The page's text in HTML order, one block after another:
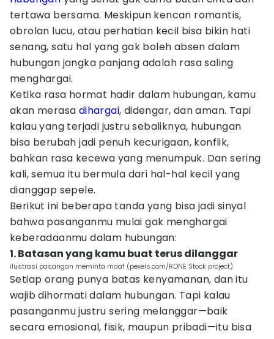
tertawa bersama. Meskipun kencan romantis,
obrolan lucu, atau perhatian kecil bisa bikin hati
senang, satu hal yang gak boleh absen dalam
hubungan jangka panjang adalah rasa saling
menghargai.
Ketika rasa hormat hadir dalam hubungan, kamu
akan merasa dihargai, didengar, dan aman. Tapi
kalau yang terjadi justru sebaliknya, hubungan
bisa berubah jadi penuh kecurigaan, konflik,
bahkan rasa kecewa yang menumpuk. Dan sering
kali, semua itu bermula dari hal-hal kecil yang
dianggap sepele.
Berikut ini beberapa tanda yang bisa jadi sinyal
bahwa pasanganmu mulai gak menghargai
keberadaanmu dalam hubungan:
1. Batasan yang kamu buat terus dilanggar
ilustrasi pasangan meminta maaf (pexels.com/RDNE Stock project)
Setiap orang punya batas kenyamanan, dan itu
wajib dihormati dalam hubungan. Tapi kalau
pasanganmu justru sering melanggar—baik
secara emosional, fisik, maupun pribadi—itu bisa